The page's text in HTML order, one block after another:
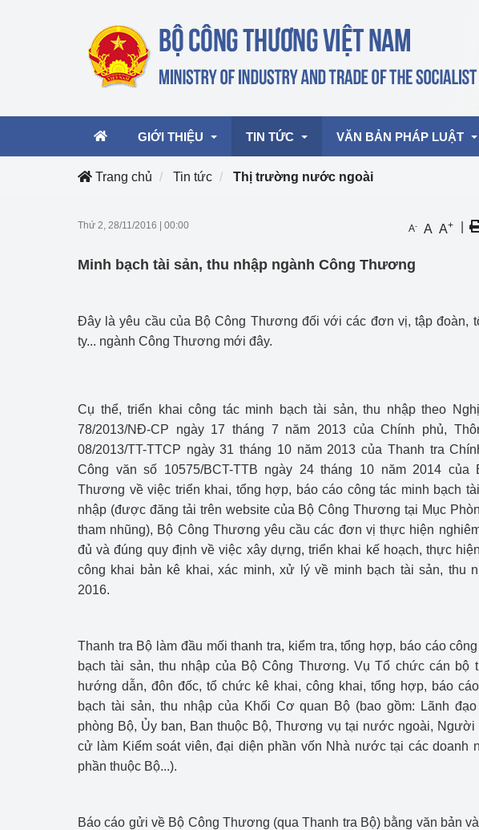
GIỚI THIỆU TIN TỨC
Hoạt động của Lãnh
mại, Dịch vụ Việt Nam 2026
Hoạt động của Bộ trưởng
Thông cáo báo chí
Điểm báo
Chuyển đổi số
Lịch sử phát triển
Bản tin Thị trường Nông Lâm Thủy sản
Phát triển nguồn nhân lực
Phát triển bền vững
Tổ chức kiểm định
Tổ chức kiểm định
Tổ chức được cấp
động kiểm định
làm việc ở môi
hiểm khí, bụi nổ
Cơ sở sản xuất,
LPG
nghiệp vụ kiểm
lao động
Tái cơ cấu ngành Công Thương
Quản lý thị trường
Sử dụng năng lượng tiết kiệm và
hiệu quả
Hiệu quả năng lượng
Thông báo
VĂN BẢN PHÁP LUẬT
Trang chủ Tin tức Thị trường nước ngoài
Thứ 2, 28/11/2016 00:00 A- A A+
Minh bạch tài sản, thu nhập ngành Công Thương
Đây là yêu cầu của Bộ Công Thương đối với các đơn vị, tập đoàn,
ty... ngành Công Thương mới đây.
Cụ thể, triển khai công tác minh bạch tài sản, thu nhập theo
78/2013/NĐ-CP ngày 17 tháng 7 năm 2013 của Chính phủ,
08/2013/TT-TTCP ngày 31 tháng 10 năm 2013 của Thanh tra
Công văn số 10575/BCT-TTB ngày 24 tháng 10 năm 2014 của
Thương về việc triển khai, tổng hợp, báo cáo công tác minh bạch
nhập (được đăng tải trên website của Bộ Công Thương tại Mục
tham nhũng), Bộ Công Thương yêu cầu các đơn vị thực hiện
đủ và đúng quy định về việc xây dựng, triển khai kế hoạch, thực
công khai bản kê khai, xác minh, xử lý về minh bạch tài sản, thu
2016.
Thanh tra Bộ làm đầu mối thanh tra, kiểm tra, tổng hợp, báo cáo
bạch tài sản, thu nhập của Bộ Công Thương. Vụ Tổ chức cán bộ
hướng dẫn, đôn đốc, tổ chức kê khai, công khai, tổng hợp, báo
bạch tài sản, thu nhập của Khối Cơ quan Bộ (bao gồm: Lãnh
phòng Bộ, Ủy ban, Ban thuộc Bộ, Thương vụ tại nước ngoài,
cử làm Kiểm soát viên, đại diện phần vốn Nhà nước tại các doanh
phần thuộc Bộ...).
Báo cáo gửi về Bộ Công Thương (qua Thanh tra Bộ) bằng văn bản